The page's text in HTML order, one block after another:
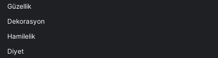
Güzellik
Dekorasyon
Hamilelik
Diyet